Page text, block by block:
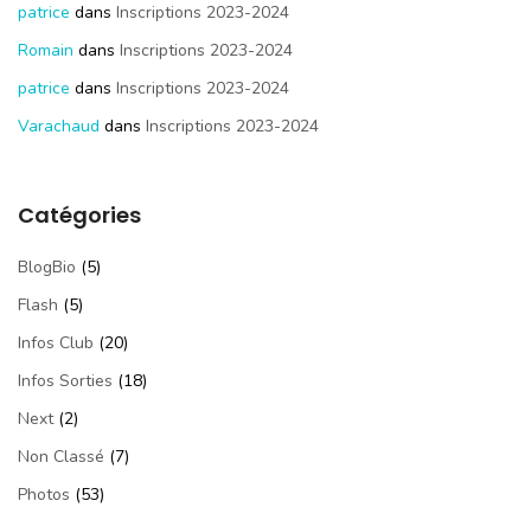
patrice dans Inscriptions 2023-2024
Romain dans Inscriptions 2023-2024
patrice dans Inscriptions 2023-2024
Varachaud dans Inscriptions 2023-2024
Catégories
BlogBio (5)
Flash (5)
Infos Club (20)
Infos Sorties (18)
Next(2)
Non Classé (7)
Photos (53)